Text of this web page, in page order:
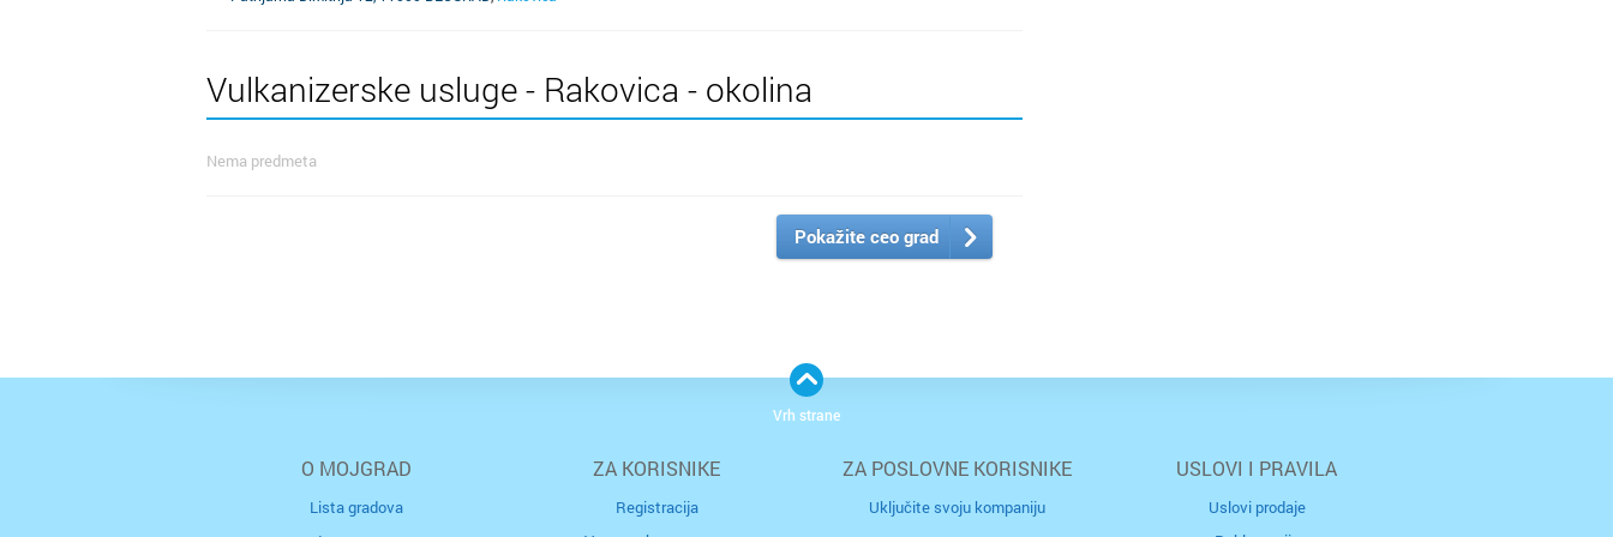
Vulkanizerske usluge - Rakovica - okolina
Nema predmeta
Pokažite ceo grad
O MOJGRAD
Lista gradova
ZA KORISNIKE
Registracija
ZA POSLOVNE KORISNIKE
Uključite svoju kompaniju
USLOVI I PRAVILA
Uslovi prodaje
Vrh strane